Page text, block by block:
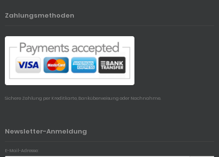
Zahlungsmethoden
Sichere Zahlung per Kreditkarte, Banküberweisung oder Nachnahme.
Newsletter-Anmeldung
E-Mail-Adresse: